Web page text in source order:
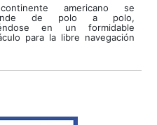
americano se
de polo a polo,
en un formidable
para la libre navegación